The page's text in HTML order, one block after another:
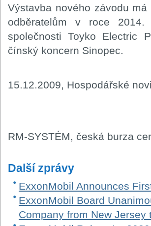
Výstavba nového závodu
odběratelům v roce
společnosti Toyko Electric
čínský koncern Sinopec.
15.12.2009, Hospodářské
RM-SYSTÉM, česká burza
Další zprávy
ExxonMobil Announces
ExxonMobil Board
Company from New Jersey